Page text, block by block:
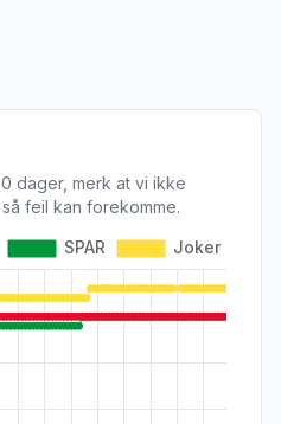
dager, merk at vi ikke
feil kan forekomme.